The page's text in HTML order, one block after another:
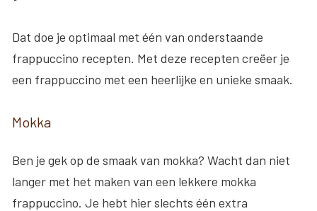
Dat doe je optimaal met één van onderstaande
frappuccino recepten. Met deze recepten creëer je
een frappuccino met een heerlijke en unieke smaak.
Mokka
Ben je gek op de smaak van mokka? Wacht dan niet
langer met het maken van een lekkere mokka
frappuccino. Je hebt hier slechts één extra